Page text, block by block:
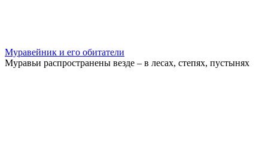
Муравейник и его обитатели
Муравьи распространены везде – в лесах, степях, пустынях